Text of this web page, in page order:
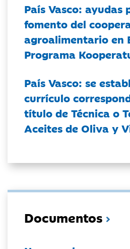
País Vasco: ayudas
fomento del
agroalimentario en
Programa
País Vasco: se
currículo
título de Técnica o
Aceites de Oliva y
Documentos